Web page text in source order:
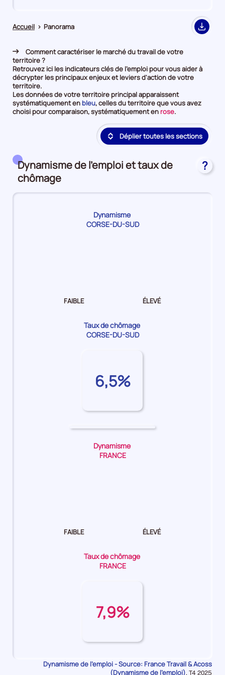
Accueil > Panorama Export
Comment caractériser le marché du travail de votre
territoire ?
Retrouvez ici les indicateurs clés de l'emploi pour vous aider à
décrypter les principaux enjeux et leviers d'action de votre
territoire.
Les données de votre territoire principal apparaissent
systématiquement en bleuet
en
position
par
catégorie
donnée
, celles du territoire que vous avez
choisi pour comparaison, systématiquement en roseet
deuxième
position
par
.
Déplier toutes les sections
Dynamisme de l'emploi et taux de
chômage
?
Dynamisme
CORSE-DU-SUD
FAIBLE ÉLEVÉ
Taux de chômage
CORSE-DU-SUD
6,5%
Dynamisme
FRANCE
FAIBLE ÉLEVÉ
Taux de chômage
FRANCE
7,9%
Dynamisme de l'emploi - Source: France Travail & Acoss
(Dynamisme de l'emploi), Données
T4 2025